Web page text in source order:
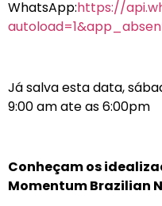
WhatsApp:https://
Já salva esta data,
9:00 am ate as 6:00pm
Conheçam os
Momentum Brazilian